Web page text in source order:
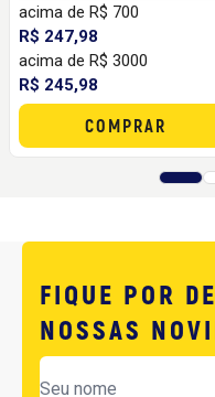
acima de R$ 700
R$ 247,98
acima de R$ 3000
R$ 245,98
COMPRAR
FIQUE POR
NOSSAS